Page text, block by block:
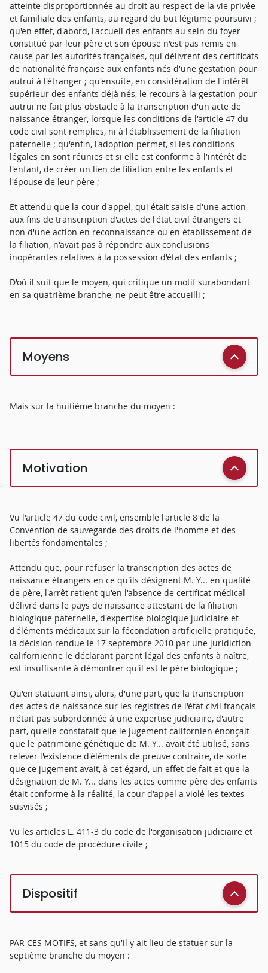
atteinte disproportionnée au droit au respect de la vie privée
et familiale des enfants, au regard du but légitime poursuivi ;
qu'en effet, d'abord, l'accueil des enfants au sein du foyer
constitué par leur père et son épouse n'est pas remis en
cause par les autorités françaises, qui délivrent des certificats
de nationalité française aux enfants nés d'une gestation pour
autrui à l'étranger ; qu'ensuite, en considération de l'intérêt
supérieur des enfants déjà nés, le recours à la gestation pour
autrui ne fait plus obstacle à la transcription d'un acte de
naissance étranger, lorsque les conditions de l'article 47 du
code civil sont remplies, ni à l'établissement de la filiation
paternelle ; qu'enfin, l'adoption permet, si les conditions
légales en sont réunies et si elle est conforme à l'intérêt de
l'enfant, de créer un lien de filiation entre les enfants et
l'épouse de leur père ;
Et attendu que la cour d'appel, qui était saisie d'une action
aux fins de transcription d'actes de l'état civil étrangers et
non d'une action en reconnaissance ou en établissement de
la filiation, n'avait pas à répondre aux conclusions
inopérantes relatives à la possession d'état des enfants ;
D'où il suit que le moyen, qui critique un motif surabondant
en sa quatrième branche, ne peut être accueilli ;
Moyens
Mais sur la huitième branche du moyen :
Motivation
Vu l'article 47 du code civil, ensemble l'article 8 de la
Convention de sauvegarde des droits de l'homme et des
libertés fondamentales ;
Attendu que, pour refuser la transcription des actes de
naissance étrangers en ce qu'ils désignent M. Y... en qualité
de père, l'arrêt retient qu'en l'absence de certificat médical
délivré dans le pays de naissance attestant de la filiation
biologique paternelle, d'expertise biologique judiciaire et
d'éléments médicaux sur la fécondation artificielle pratiquée,
la décision rendue le 17 septembre 2010 par une juridiction
californienne le déclarant parent légal des enfants à naître,
est insuffisante à démontrer qu'il est le père biologique ;
Qu'en statuant ainsi, alors, d'une part, que la transcription
des actes de naissance sur les registres de l'état civil français
n'était pas subordonnée à une expertise judiciaire, d'autre
part, qu'elle constatait que le jugement californien énonçait
que le patrimoine génétique de M. Y... avait été utilisé, sans
relever l'existence d'éléments de preuve contraire, de sorte
que ce jugement avait, à cet égard, un effet de fait et que la
désignation de M. Y... dans les actes comme père des enfants
était conforme à la réalité, la cour d'appel a violé les textes
susvisés ;
Vu les articles L. 411-3 du code de l'organisation judiciaire et
1015 du code de procédure civile ;
Dispositif
PAR CES MOTIFS, et sans qu'il y ait lieu de statuer sur la
septième branche du moyen :